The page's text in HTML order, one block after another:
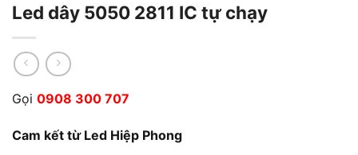
Led dây 5050 2811 IC tự chạy
Gọi 0908 300 707
Cam kết từ Led Hiệp Phong